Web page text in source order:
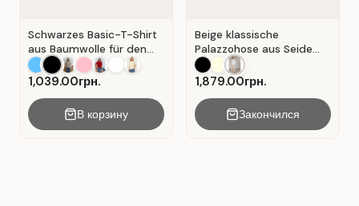
Schwarzes Basic-T-Shirt
aus Baumwolle für den
Alltag . Schwarz.
1,039.00грн.
В корзину
Beige klassische
Palazzohose aus Seide
mit Falten . Beige .
1,879.00грн.
Закончился